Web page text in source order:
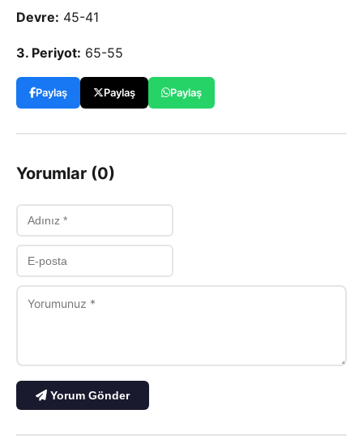
Devre: 45-41
3. Periyot: 65-55
Paylaş Paylaş Paylaş
Yorumlar (0)
Yorum Gönder